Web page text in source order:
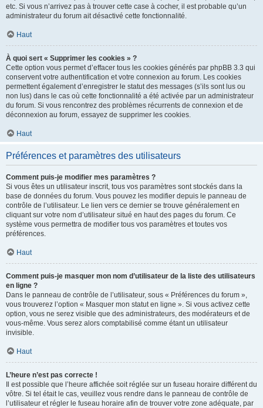
etc. Si vous n’arrivez pas à trouver cette case à cocher, il est probable qu’un
administrateur du forum ait désactivé cette fonctionnalité.
Haut
À quoi sert « Supprimer les cookies » ?
Cette option vous permet d’effacer tous les cookies générés par phpBB 3.3 qui
conservent votre authentification et votre connexion au forum. Les cookies
permettent également d’enregistrer le statut des messages (s’ils sont lus ou
non lus) dans le cas où cette fonctionnalité a été activée par un administrateur
du forum. Si vous rencontrez des problèmes récurrents de connexion et de
déconnexion au forum, essayez de supprimer les cookies.
Haut
Préférences et paramètres des utilisateurs
Comment puis-je modifier mes paramètres ?
Si vous êtes un utilisateur inscrit, tous vos paramètres sont stockés dans la
base de données du forum. Vous pouvez les modifier depuis le panneau de
contrôle de l’utilisateur. Le lien vers ce dernier se trouve généralement en
cliquant sur votre nom d’utilisateur situé en haut des pages du forum. Ce
système vous permettra de modifier tous vos paramètres et toutes vos
préférences.
Haut
Comment puis-je masquer mon nom d’utilisateur de la liste des utilisateurs
en ligne ?
Dans le panneau de contrôle de l’utilisateur, sous « Préférences du forum »,
vous trouverez l’option « Masquer mon statut en ligne ». Si vous activez cette
option, vous ne serez visible que des administrateurs, des modérateurs et de
vous-même. Vous serez alors comptabilisé comme étant un utilisateur
invisible.
Haut
L’heure n’est pas correcte !
Il est possible que l’heure affichée soit réglée sur un fuseau horaire différent du
vôtre. Si tel était le cas, veuillez vous rendre dans le panneau de contrôle de
l’utilisateur et régler le fuseau horaire afin de trouver votre zone adéquate, par